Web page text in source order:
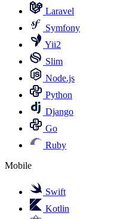
Laravel
Symfony
Yii2
Slim
Node.js
Python
Django
Go
Ruby
Mobile
Swift
Kotlin